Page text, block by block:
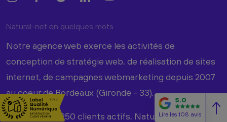
Natural-net en quelques mots
Notre agence web exerce les activités de
conception de stratégie web, de réalisation de sites
internet, de campagnes webmarketing depuis 2007
au coeur de Bordeaux (Gironde - 33).
Avec plus de 250 clients actifs, Natural-net met à
5.0
Lire les 108 avis